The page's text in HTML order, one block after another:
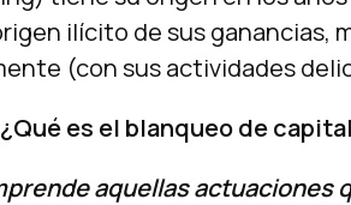
ilícito de sus
(con sus actividades
¿Qué es el blanqueo de
aquellas actuaciones